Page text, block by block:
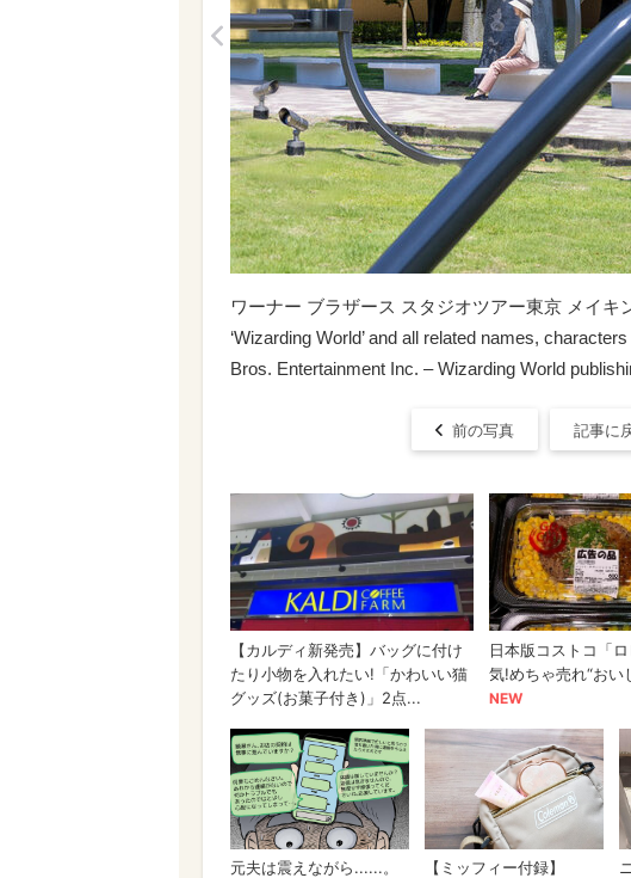
ワーナー ブラザース スタジオツアー東京 メイキ
‘Wizarding World’ and all related names,
Bros. Entertainment Inc. – Wizarding World
前の写真 記事に